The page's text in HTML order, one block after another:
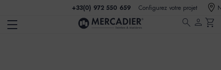
+33(0) 972 550 659 Configurez votre projet
search person shopping_cart